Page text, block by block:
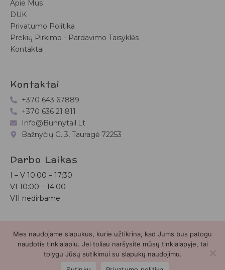
Apie Mus
DUK
Privatumo Politika
Prekių Pirkimo - Pardavimo Taisyklės
Kontaktai
Kontaktai
+370 643 67889
+370 636 21 811
Info@bunnytail.lt
Bažnyčių G. 3, Tauragė 72253
Darbo Laikas
I – V 10:00 – 17:30
VI 10:00 – 14:00
VII nedirbame
Bunnytail.lt| Copyright 2026 | Svetainė sukurtaMyra.lt
Mes naudojame slapukus, kurie užtikrina, kad Jums bus patogu
naudotis tinklalapiu. Jei toliau naršysite mūsų tinklalapyje, tai
tolygu Jūsų sutikimui su slapukų naudojimu.